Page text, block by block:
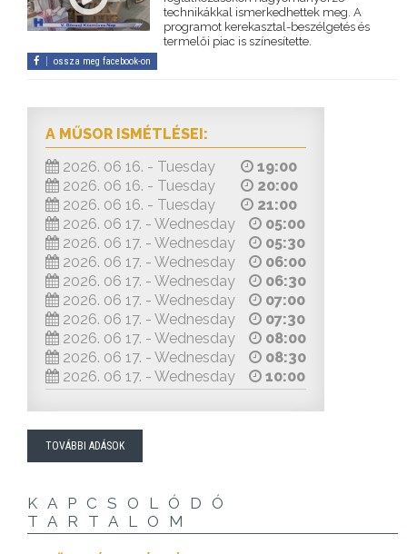
technikákkal ismerkedhettek meg. A
programot kerekasztal-beszélgetés és
termelői piac is színesítette.
ossza meg facebook-on
A MŰSOR ISMÉTLÉSEI:
2026. 06 16. - Tuesday
19:00
2026. 06 16. - Tuesday
20:00
2026. 06 16. - Tuesday
21:00
2026. 06 17. - Wednesday
05:00
2026. 06 17. - Wednesday
05:30
2026. 06 17. - Wednesday
06:00
2026. 06 17. - Wednesday
06:30
2026. 06 17. - Wednesday
07:00
2026. 06 17. - Wednesday
07:30
2026. 06 17. - Wednesday
08:00
2026. 06 17. - Wednesday
08:30
2026. 06 17. - Wednesday
10:00
TOVÁBBI ADÁSOK
KAPCSOLÓDÓ
TARTALOM